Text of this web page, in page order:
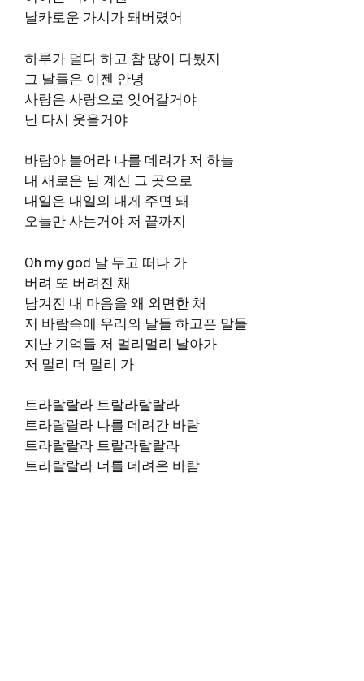
날카로운 가시가 돼버렸어
하루가 멀다 하고 참 많이 다퉜지
그 날들은 이젠 안녕
사랑은 사랑으로 잊어갈거야
난 다시 웃을거야
바람아 불어라 나를 데려가 저 하늘
내 새로운 님 계신 그 곳으로
내일은 내일의 내게 주면 돼
오늘만 사는거야 저 끝까지
Oh my god 날 두고 떠나 가
버려 또 버려진 채
남겨진 내 마음을 왜 외면한 채
저 바람속에 우리의 날들 하고픈 말들
지난 기억들 저 멀리멀리 날아가
저 멀리 더 멀리 가
트라랄랄라 트랄라랄랄라
트라랄랄라 나를 데려간 바람
트라랄랄라 트랄라랄랄라
트라랄랄라 너를 데려온 바람